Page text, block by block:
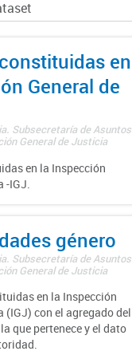
en
General de
Subsecretaría de Asuntos
General de Justicia
en la Inspección
-IGJ.
género
Subsecretaría de Asuntos
General de Justicia
en la Inspección
(IGJ) con el agregado del
que pertenece y el dato